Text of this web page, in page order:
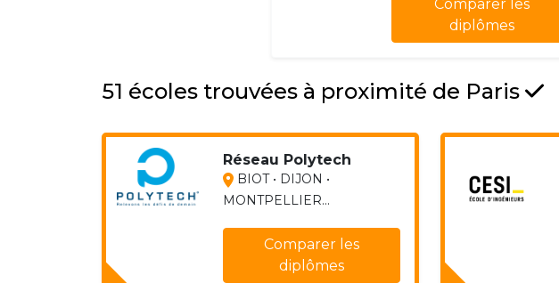
Comparer les
diplômes
51 écoles trouvées à proximité de Paris
Réseau Polytech
BIOT • DIJON •
MONTPELLIER...
Comparer les
diplômes